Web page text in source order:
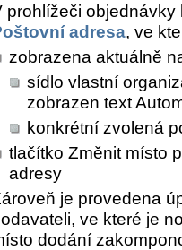
prohlížeči
adresa, ve
zobrazena aktuálně
sídlo vlastní
zobrazen text
konkrétní zvolená
tlačítko Změnit místo
adresy
je provedena
ve které je
dodání